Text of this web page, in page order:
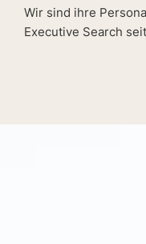
Wir sind ihre
Executive Search